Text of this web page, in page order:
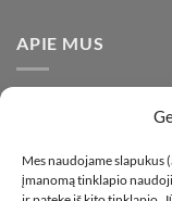
Mes naudojame slapukus
įmanomą tinklapio
APIE MUS
visada stengiamės
gaminius už bene
visoje Lietuvoje.